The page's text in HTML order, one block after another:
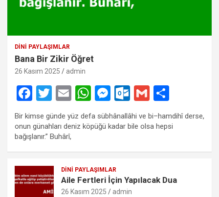
DINI PAYLAŞIMLAR
Bana Bir Zikir Öğret
26 Kasım 2025 admin
F
ce
b
o
o
k
T
wi
tt
er
E
m
ail
W
h
at
A
p
p
M
es
se
g
er
O
ut
lo
k.
o
G
m
ail
h
ar
Bir kimse günde yüz defa sübhânallâhi ve bi–hamdihî derse,
onun günahları deniz köpüğü kadar bile olsa hepsi
bağışlanır.” Buhârî,
DINI PAYLAŞIMLAR
Aile Fertleri İçin Yapılacak Dua
26 Kasım 2025 admin